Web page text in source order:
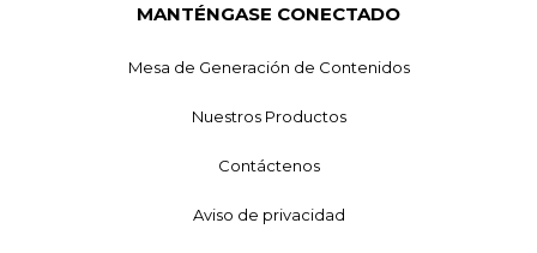
MANTÉNGASE CONECTADO
Mesa de Generación de Contenidos
Nuestros Productos
Contáctenos
Aviso de privacidad